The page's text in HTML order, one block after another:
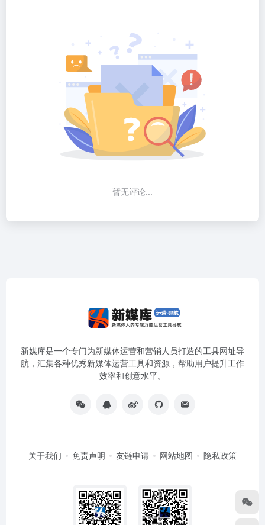
暂无评论...
新媒库是一个专门为新媒体运营和营销人员打造的工具网址导
航，汇集各种优秀新媒体运营工具和资源，帮助用户提升工作
效率和创意水平。
关于我们 免责声明 友链申请 网站地图 隐私政策